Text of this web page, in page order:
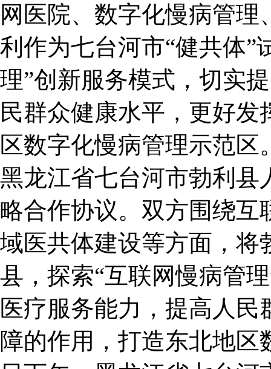
网医院、数字化慢病管
利作为七台河市“健共体”
理”创新服务模式，切实
民群众健康水平，更好
区数字化慢病管理示范区
黑龙江省七台河市勃利县
略合作协议。双方围绕互
域医共体建设等方面，将
县，探索“互联网慢病管
医疗服务能力，提高人
障的作用，打造东北地区